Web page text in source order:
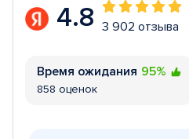
4.8 3 902 отзыва
Время ожидания 95%
858 оценок